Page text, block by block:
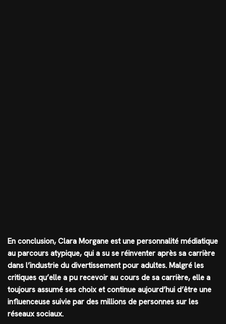
En conclusion, Clara Morgane est une personnalité médiatique
au parcours atypique, qui a su se réinventer après sa carrière
dans l’industrie du divertissement pour adultes. Malgré les
critiques qu’elle a pu recevoir au cours de sa carrière, elle a
toujours assumé ses choix et continue aujourd’hui d’être une
influenceuse suivie par des millions de personnes sur les
réseaux sociaux.